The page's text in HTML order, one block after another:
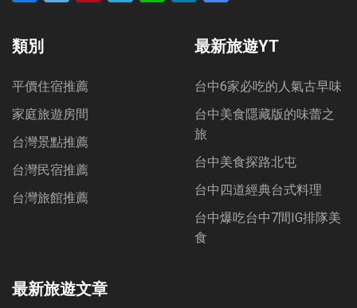
類別
平價住宿推薦
家庭旅遊房間
台灣景點推薦
台灣民宿推薦
台灣旅館推薦
最新旅遊文章
最新旅遊YT
台中6家必吃的人氣古早味
台中美食隱藏版的味蕾之
旅
台中美食探路北屯
台中四道經典台式料理
台中爆吃台中7間IG排隊美
食